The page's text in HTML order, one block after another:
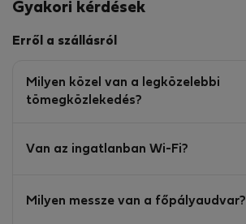
Gyakori kérdések
Erről a szállásról
Milyen közel van a legközelebbi
tömegközlekedés?
Van az ingatlanban Wi-Fi?
Milyen messze van a főpályaudvar?